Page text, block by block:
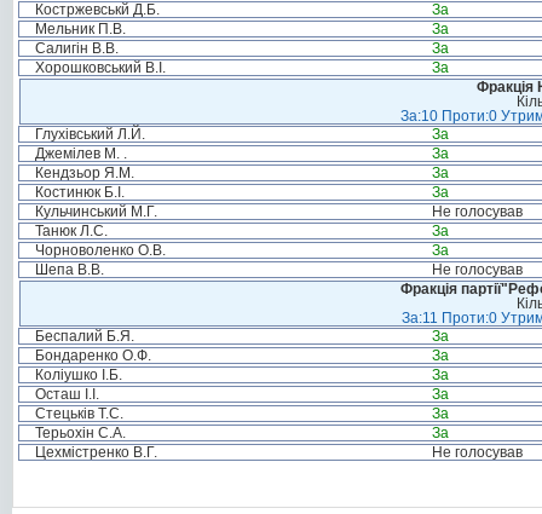
Костржевськй Д.Б.
За
Мельник П.В.
За
Салигін В.В.
За
Хорошковський В.І.
За
Фракція
За:10 Проти:0
Глухівський Л.Й.
За
Джемілев М. .
За
Кендзьор Я.М.
За
Костинюк Б.І.
За
Кульчинський М.Г.
Не голосував
Танюк Л.С.
За
Чорноволенко О.В.
За
Шепа В.В.
Не голосував
Фракція
За:11 Проти:0
Беспалий Б.Я.
За
Бондаренко О.Ф.
За
Коліушко І.Б.
За
Осташ І.І.
За
Стецьків Т.С.
За
Терьохін С.А.
За
Цехмістренко В.Г.
Не голосував